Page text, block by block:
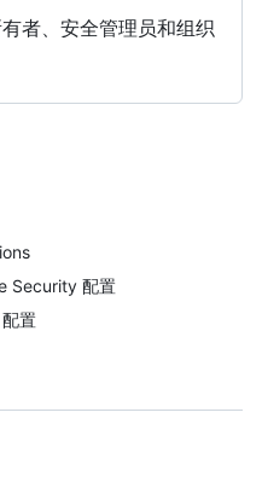
者、安全管理员和组织
Security 配置
置